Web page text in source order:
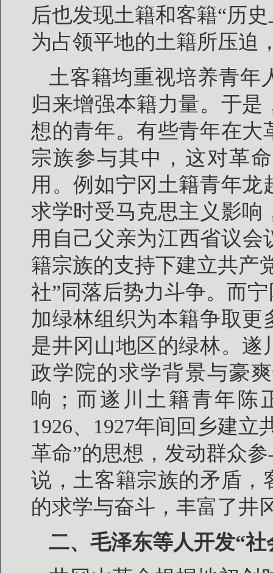
后也发现土籍和客籍“历
为占领平地的土籍所压迫
土客籍均重视培养青年
归来增强本籍力量。于
想的青年。有些青年在
宗族参与其中，这对革
用。例如宁冈土籍青年
求学时受马克思主义影响
用自己父亲为江西省议会
籍宗族的支持下建立共产
社”同落后势力斗争。而
加绿林组织为本籍争取
是井冈山地区的绿林。
政学院的求学背景与豪
响；而遂川土籍青年陈
1926、1927年间回乡建
革命”的思想，发动群众
说，土客籍宗族的矛盾，
的求学与奋斗，丰富了井
二、毛泽东等人开发“